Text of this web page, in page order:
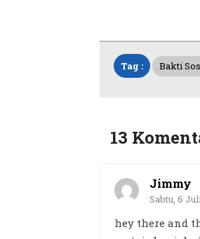
Tag : Bakti
13
Jimmy
Sabtu, 6
hey there and